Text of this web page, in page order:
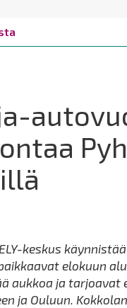
keskus
elokuun
aukkoa ja tarjoavat
ja Ouluun.